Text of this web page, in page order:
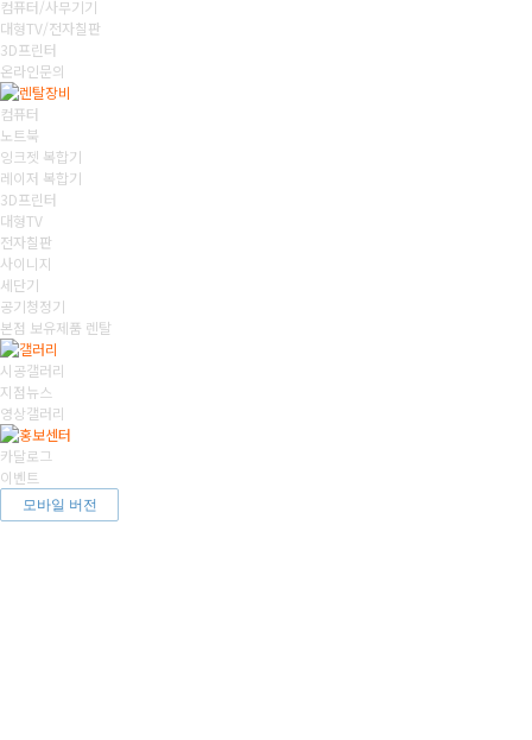
컴퓨터/사무기기
대형TV/전자칠판
3D프린터
온라인문의
컴퓨터
노트북
잉크젯 복합기
레이저 복합기
3D프린터
대형TV
전자칠판
사이니지
세단기
공기청정기
본점 보유제품 렌탈
시공갤러리
지점뉴스
영상갤러리
카달로그
이벤트
모바일 버전